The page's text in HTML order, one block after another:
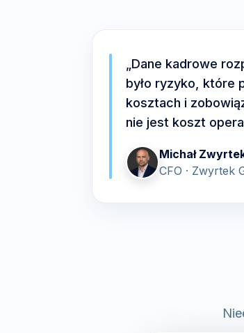
„Dane kadrowe
było ryzyko, które
kosztach i
nie jest koszt
Michał
CFO · Zwyrtek